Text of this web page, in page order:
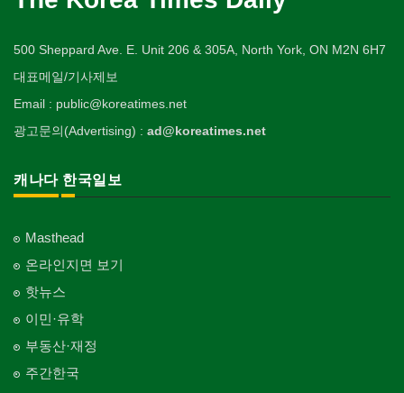
500 Sheppard Ave. E. Unit 206 & 305A, North York, ON M2N 6H7
대표메일/기사제보
Email : public@koreatimes.net
광고문의(Advertising) : ad@koreatimes.net
캐나다 한국일보
Masthead
온라인지면 보기
핫뉴스
이민·유학
부동산·재정
주간한국